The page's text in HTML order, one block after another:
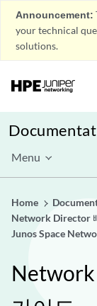
Announcement:
your technical
solutions.
Menu
Home
Network Director
Junos Space